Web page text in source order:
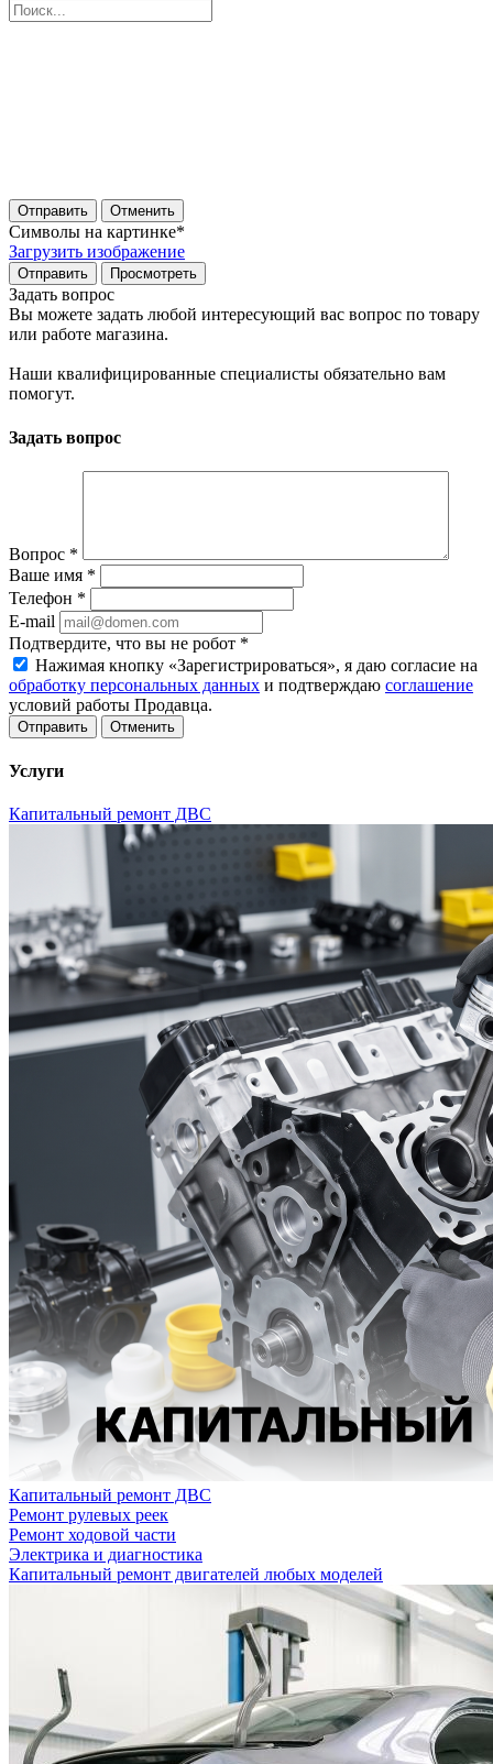
Отправить Отменить
Символы на картинке*
Загрузить изображение
Задать вопрос
Вы можете задать любой интересующий вас вопрос по товару
или работе магазина.
Наши квалифицированные специалисты обязательно вам
помогут.
Задать вопрос
Вопрос *
Ваше имя *
Телефон *
E-mail
Подтвердите, что вы не робот *
Нажимая кнопку «Зарегистрироваться», я даю согласие на
обработку персональных данных и подтверждаю соглашение
условий работы Продавца.
Отменить
Услуги
Капитальный ремонт ДВС
Капитальный ремонт ДВС
Ремонт рулевых реек
Ремонт ходовой части
Электрика и диагностика
Капитальный ремонт двигателей любых моделей